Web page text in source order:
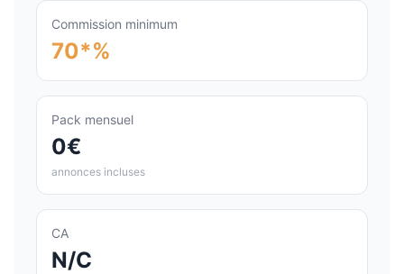
Commission minimum
70*%
Pack mensuel
0€
annonces incluses
CA
N/C